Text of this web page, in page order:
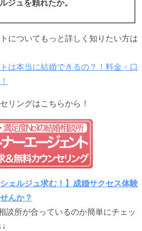
ジュを頼れたか。
についてもっと詳しく知りたい方は
は本当に結婚できるの？！料金・口
リングはこちらから！
ェルジュ求む！】成婚サクセス体験
んか？
談所が合っているのか簡単にチェッ